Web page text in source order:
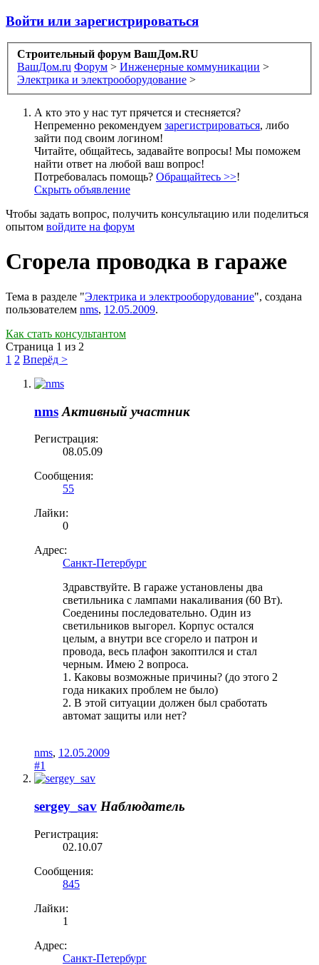
Войти или зарегистрироваться
Строительный форум ВашДом.RU
ВашДом.ru Форум > Инженерные коммуникации >
Электрика и электрооборудование >
А кто это у нас тут прячется и стесняется?
Непременно рекомендуем зарегистрироваться, либо
зайти под своим логином!
Читайте, общайтесь, задавайте вопросы! Мы поможем
найти ответ на любой ваш вопрос!
Потребовалась помощь? Обращайтесь >>!
Скрыть объявление
Чтобы задать вопрос, получить консультацию или поделиться
опытом войдите на форум
Сгорела проводка в гараже
Тема в разделе "Электрика и электрооборудование", создана
пользователем nms, 12.05.2009.
Как стать консультантом
Страница 1 из 2
1 2 Вперёд >
nms Активный участник
Регистрация:
08.05.09
Сообщения:
55
Лайки:
0
Адрес:
Санкт-Петербург
Здравствуйте. В гараже установлены два
светильника с лампами накаливания (60 Вт).
Соеденины последовательно. Один из
светильников выгорел. Корпус остался
целым, а внутри все сгорело и патрон и
провода, весь плафон закоптился и стал
черным. Имею 2 вопроса.
1. Каковы возможные причины? (до этого 2
года никаких проблем не было)
2. В этой ситуации должен был сработать
автомат защиты или нет?
nms, 12.05.2009
#1
sergey_sav Наблюдатель
Регистрация:
02.10.07
Сообщения:
845
Лайки:
1
Адрес:
Санкт-Петербург